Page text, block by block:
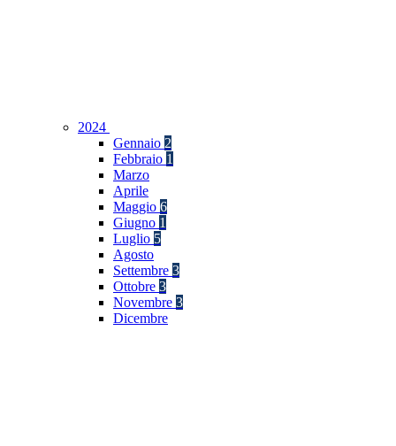
2024
Gennaio 2
Febbraio 1
Marzo
Aprile
Maggio 6
Giugno 1
Luglio 5
Agosto
Settembre 3
Ottobre 3
Novembre 3
Dicembre